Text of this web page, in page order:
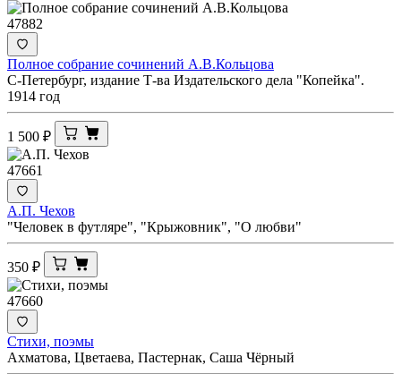
47882
Полное собрание сочинений А.В.Кольцова
С-Петербург, издание Т-ва Издательского дела "Копейка".
1914 год
1 500 ₽
47661
А.П. Чехов
"Человек в футляре", "Крыжовник", "О любви"
350 ₽
47660
Стихи, поэмы
Ахматова, Цветаева, Пастернак, Саша Чёрный